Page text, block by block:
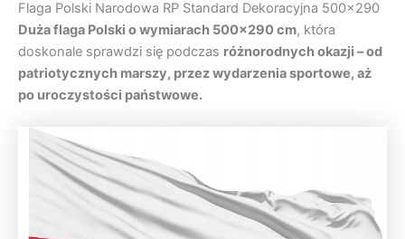
Flaga Polski Narodowa RP Standard Dekoracyjna 500×290
Duża flaga Polski o wymiarach 500×290 cm, która
doskonale sprawdzi się podczas różnorodnych okazji – od
patriotycznych marszy, przez wydarzenia sportowe, aż
po uroczystości państwowe.